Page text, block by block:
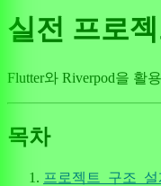
실전 프로
Flutter와 Riverpod을 활
목차
프로젝트_구조_설